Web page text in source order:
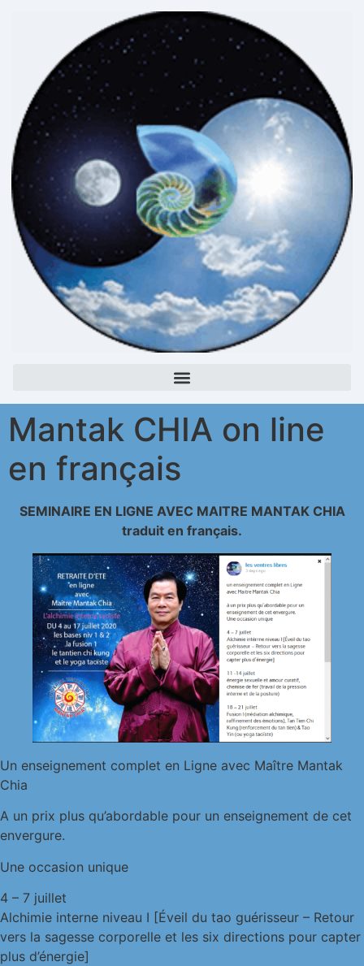
Mantak CHIA on line
en français
SEMINAIRE EN LIGNE AVEC MAITRE MANTAK CHIA
traduit en français.
Un enseignement complet en Ligne avec Maître Mantak
Chia
A un prix plus qu’abordable pour un enseignement de cet
envergure.
Une occasion unique
4 – 7 juillet
Alchimie interne niveau I [Éveil du tao guérisseur – Retour
vers la sagesse corporelle et les six directions pour capter
plus d’énergie]